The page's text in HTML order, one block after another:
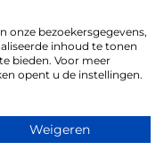
onze bezoekersgegevens,
inhoud te tonen
bieden. Voor meer
opent u de instellingen.
Weigeren